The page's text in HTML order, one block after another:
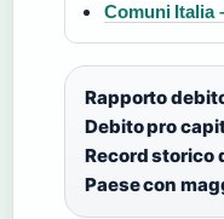
Comuni Italia
Rapporto
Debito pro
Record storico
Paese con